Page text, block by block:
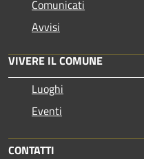
Comunicati
Avvisi
VIVERE IL COMUNE
Luoghi
Eventi
CONTATTI